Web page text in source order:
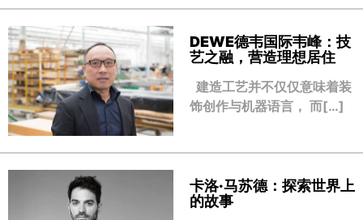
DEWE德韦国际韦峰：技
艺之融，营造理想居住
建造工艺并不仅仅意味着装
饰创作与机器语言， 而[…]
卡洛·马苏德：探索世界上
的故事